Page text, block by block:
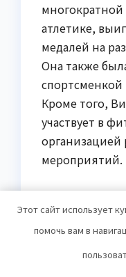
атлетике,
медалей на
Она также
спортсменкой
Кроме того,
участвует в
мероприятий.
Как
Карьера
в школьные
Этот сайт использует
помочь вам в